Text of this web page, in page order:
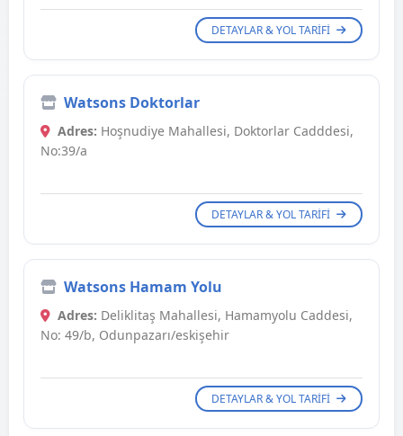
DETAYLAR & YOL TARIFI
Watsons Doktorlar
Adres: Hoşnudiye Mahallesi, Doktorlar Cadddesi,
No:39/a
DETAYLAR & YOL TARIFI
Watsons Hamam Yolu
Adres: Deliklitaş Mahallesi, Hamamyolu Caddesi,
No: 49/b, Odunpazarı/eskişehir
DETAYLAR & YOL TARIFI